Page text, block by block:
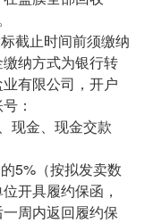
截止时间前须缴纳
纳方式为银行转
有限公司，开户
：
现金、现金交款
5%（按拟发卖数
开具履约保函，
周内返回履约保